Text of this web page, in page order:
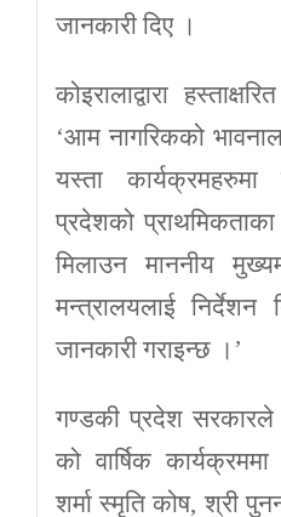
जानकारी दिए ।
कोइरालाद्वारा
‘आम नागरिकको
यस्ता कार्यक्रमहरुमा
प्रदेशको प्राथमिकताका
मिलाउन माननीय
मन्त्रालयलाई निर्देशन
जानकारी गराइन्छ ।’
गण्डकी प्रदेश सरकारले
को वार्षिक
शर्मा स्मृति कोष, श्री